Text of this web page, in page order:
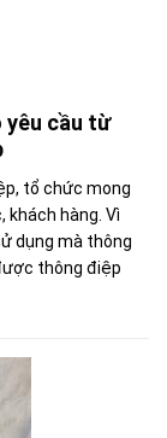
yêu cầu từ
tổ chức mong
khách hàng. Vì
dụng mà thông
thông điệp